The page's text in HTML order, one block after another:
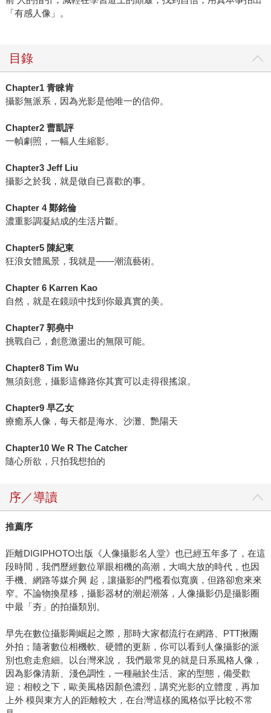
「有感人像」。
目錄
Chapter1 青睞肯
攝影無派系，因為光影是他唯一的信仰。
Chapter2 曹凱評
一幀劇照，一幅人生縮影。
Chapter3 Jeff Liu
攝影之於我，就是做自已喜歡的事。
Chapter 4 鄭銘倫
濃重影調凝結成的生活片斷。
Chapter5 陳紀東
狂浪女體風景，我就是——潮流藝術。
Chapter 6 Karren Kao
自然，就是在鏡頭中找到你最真實的美。
Chapter7 郭堯中
挑戰自己，創意激盪出的無限可能。
Chapter8 Tim Wu
無須刻意，攝影這條路你其實可以走得很搖滾。
Chapter9 早乙女
療癒系人像，每天都是海水、沙灘、艷陽天
Chapter10 We R The Catcher
隨心所欲，只拍我想拍的
序／導讀
推薦序
距離DIGIPHOTO出版《人像攝影名人堂》也已經五年多了，在這
段時間，我們歷經數位單眼相機的高潮，大鳴大放的時代，也因
手機、網路等媒介興 起，讓攝影的門檻看似寬廣，但路卻愈來來
窄。不論物換星移，攝影器材的潮起潮落，人像攝影仍是攝影圈
中最「夯」的拍攝類別。
早先在數位攝影剛崛起之際，那時大家都流行在網路、PTT揪團
外拍；隨著數位相機軟、硬體的更新，你可以看到人像攝影的派
別也愈走愈細。以台灣來說， 我們最常見的就是日系風格人像，
因為影像清新、淺色調性，一種融於生活、家的型態，備受歡
迎；相較之下，歐美風格因顏色濃烈，講究光影的立體度，再加
上外 模與東方人的距離較大，在台灣這樣的風格似乎比較不常